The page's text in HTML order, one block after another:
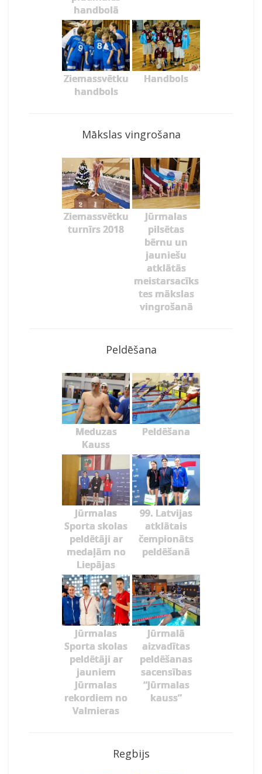
handbolā
Ziemassvētku
handbols
Handbols
Mākslas vingrošana
Ziemassvētku
turnīrs 2018
Jūrmalas
pilsētas
bērnu un
jauniešu
atklātās
meistarsacīks
tes mākslas
vingrošanā
Peldēšana
Meduzas
Kauss
Peldēšana
Jūrmalas
Sporta skolas
peldētāji ar
medaļām no
Liepājas
99. Latvijas
atklātais
čempionāts
peldēšanā
Jūrmalas
Sporta skolas
peldētāji ar
jauniem
Jūrmalas
rekordiem no
Valmieras
Jūrmalā
aizvadītas
peldēšanas
sacensības
“Jūrmalas
kauss”
Regbijs